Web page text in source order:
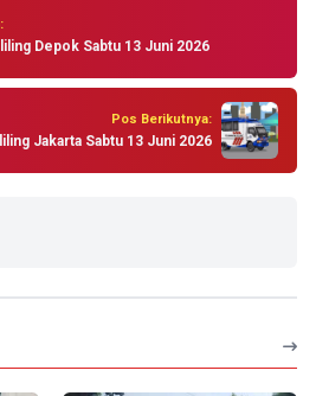
Depok Sabtu 13 Juni 2026
Pos Berikutnya:
Jakarta Sabtu 13 Juni 2026